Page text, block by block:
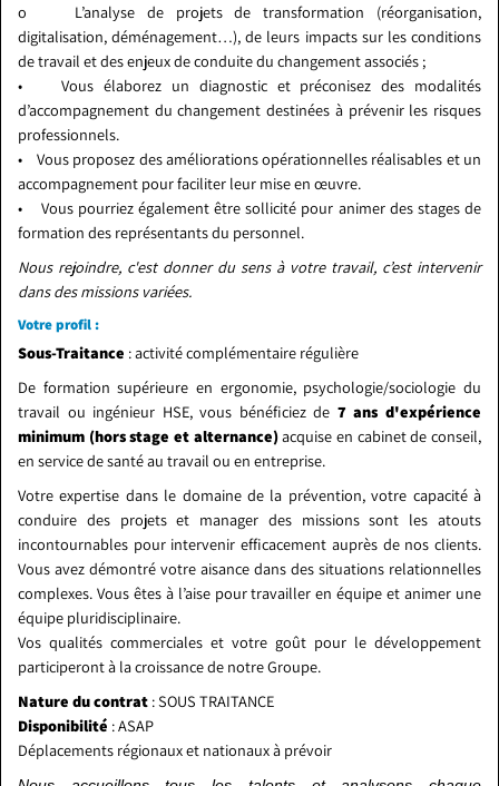
o L’analyse de projets de transformation (réorganisation,
digitalisation, déménagement…), de leurs impacts sur les conditions
de travail et des enjeux de conduite du changement associés ;
• Vous élaborez un diagnostic et préconisez des modalités
d’accompagnement du changement destinées à prévenir les risques
professionnels.
• Vous proposez des améliorations opérationnelles réalisables et un
accompagnement pour faciliter leur mise en œuvre.
• Vous pourriez également être sollicité pour animer des stages de
formation des représentants du personnel.
Nous rejoindre, c'est donner du sens à votre travail, c’est intervenir
dans des missions variées.
Votre profil :
Sous-Traitance : activité complémentaire régulière
De formation supérieure en ergonomie, psychologie/sociologie du
travail ou ingénieur HSE, vous bénéficiez de 7 ans d'expérience
minimum (hors stage et alternance)acquise en cabinet de conseil,
en service de santé au travail ou en entreprise.
Votre expertise dans le domaine de la prévention, votre capacité à
conduire des projets et manager des missions sont les atouts
incontournables pour intervenir efficacement auprès de nos clients.
Vous avez démontré votre aisance dans des situations relationnelles
complexes. Vous êtes à l’aise pour travailler en équipe et animer une
équipe pluridisciplinaire.
Vos qualités commerciales et votre goût pour le développement
participeront à la croissance de notre Groupe.
Nature du contrat : SOUS TRAITANCE
Disponibilité : ASAP
Déplacements régionaux et nationaux à prévoir